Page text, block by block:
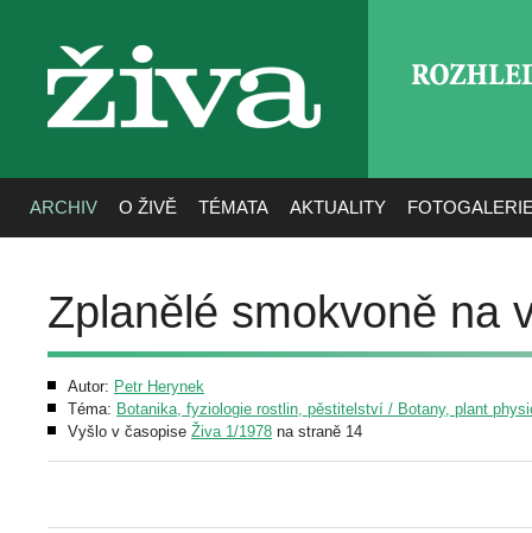
živa
ARCHIV O ŽIVĚ TÉMATA AKTUALITY
Zplanělé smokvoně na
Autor: Petr Herynek
Téma: Botanika, fyziologie rostlin, pěstitelství / Botany, plant
Vyšlo v časopise Živa 1/1978 na straně 14